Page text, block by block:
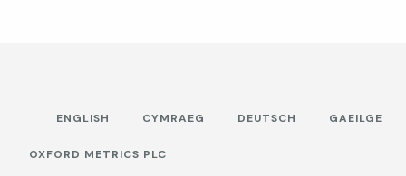
ENGLISH CYMRAEG DEUTSCH GAEILGE
OXFORD METRICS PLC